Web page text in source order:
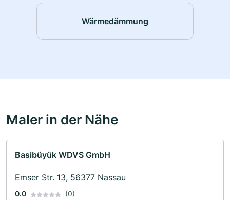
Wärmedämmung
Maler in der Nähe
Basibüyük WDVS GmbH
Emser Str. 13, 56377 Nassau
0.0 (0)